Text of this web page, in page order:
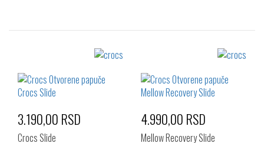
Izaberi željeni broj:
46-47
48-49
Izaberi željeni broj:
43-44
45-46 46-47
3.190,00 RSD
Crocs Slide
4.990,00 RSD
Mellow Recovery Slide